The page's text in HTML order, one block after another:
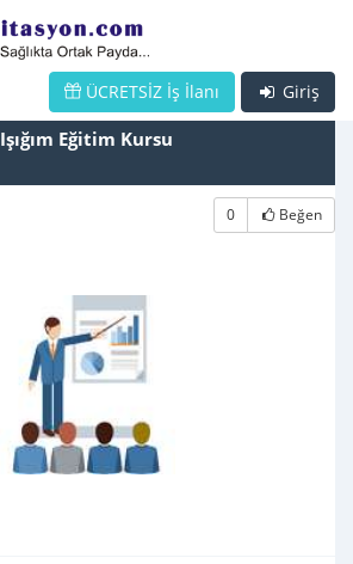
Giriş
ÜCRETSİZ İş İlanı
Işığım Eğitim Kursu
0 Beğen